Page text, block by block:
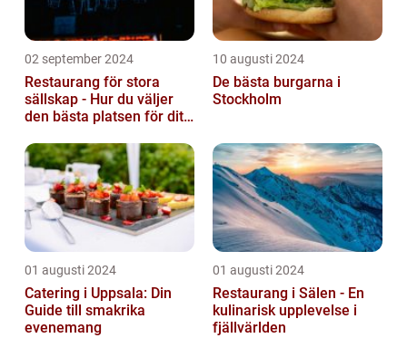
02 september 2024
Restaurang för stora
sällskap - Hur du väljer
den bästa platsen för ditt
10 augusti 2024
De bästa burgarna i
Stockholm
01 augusti 2024
Catering i Uppsala: Din
Guide till smakrika
evenemang
01 augusti 2024
Restaurang i Sälen - En
kulinarisk upplevelse i
fjällvärlden